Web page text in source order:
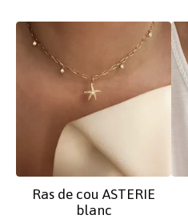
Ras de cou ASTERIE
blanc